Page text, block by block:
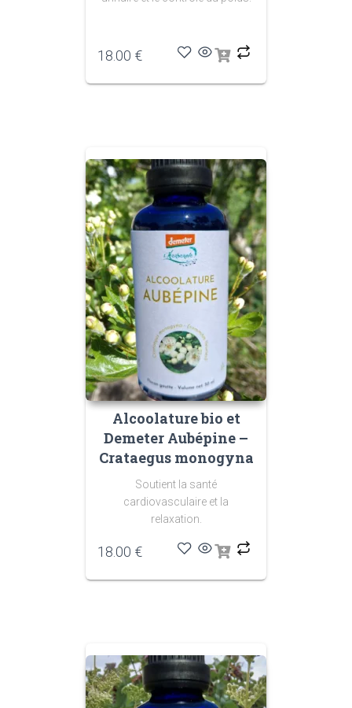
18.00 €
Alcoolature bio et
Demeter Aubépine –
Crataegus monogyna
Soutient la santé
cardiovasculaire et la
relaxation.
18.00 €